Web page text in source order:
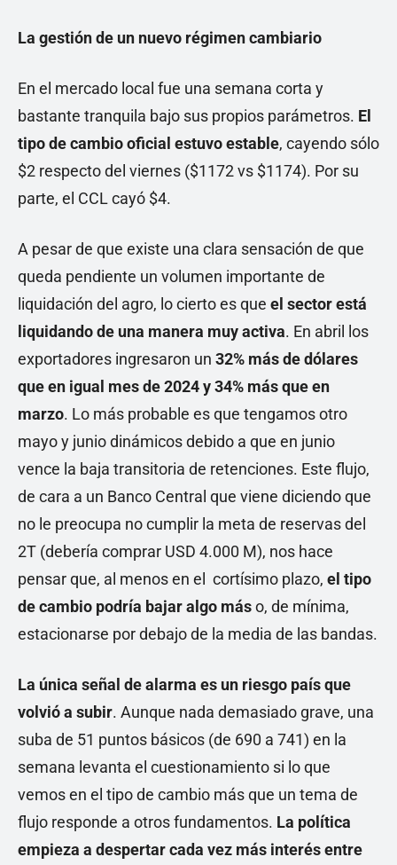
La gestión de un nuevo régimen cambiario
En el mercado local fue una semana corta y
bastante tranquila bajo sus propios parámetros. El
tipo de cambio oficial estuvo estable, cayendo sólo
$2 respecto del viernes ($1172 vs $1174). Por su
parte, el CCL cayó $4.
A pesar de que existe una clara sensación de que
queda pendiente un volumen importante de
liquidación del agro, lo cierto es que el sector está
liquidando de una manera muy activa. En abril los
exportadores ingresaron un 32% más de dólares
que en igual mes de 2024 y 34% más que en
marzo. Lo más probable es que tengamos otro
mayo y junio dinámicos debido a que en junio
vence la baja transitoria de retenciones. Este flujo,
de cara a un Banco Central que viene diciendo que
no le preocupa no cumplir la meta de reservas del
2T (debería comprar USD 4.000 M), nos hace
pensar que, al menos en el cortísimo plazo, el tipo
de cambio podría bajar algo máso, de mínima,
estacionarse por debajo de la media de las bandas.
La única señal de alarma es un riesgo país que
volvió a subir. Aunque nada demasiado grave, una
suba de 51 puntos básicos (de 690 a 741) en la
semana levanta el cuestionamiento si lo que
vemos en el tipo de cambio más que un tema de
flujo responde a otros fundamentos. La política
empieza a despertar cada vez más interés entre